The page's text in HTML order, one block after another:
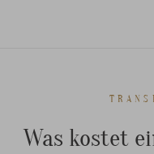
Was kostet